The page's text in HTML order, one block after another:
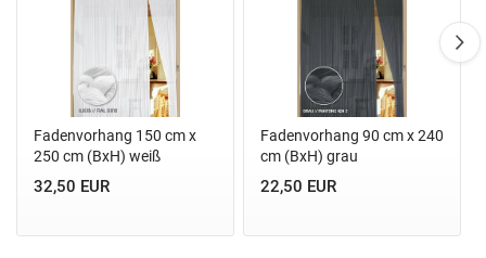
Fadenvorhang 150 cm x
250 cm (BxH) weiß
32,50 EUR
Fadenvorhang 90 cm x 240
cm (BxH) grau
22,50 EUR